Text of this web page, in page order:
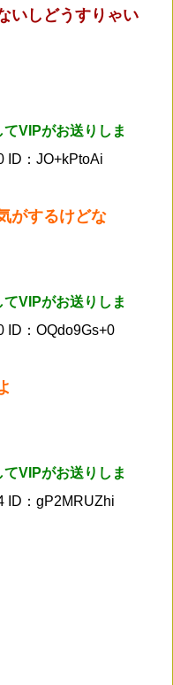
いしどうすりゃい
VIPがお送りしま
ID：JO+kPtoAi
がするけどな
VIPがお送りしま
ID：OQdo9Gs+0
VIPがお送りしま
ID：gP2MRUZhi